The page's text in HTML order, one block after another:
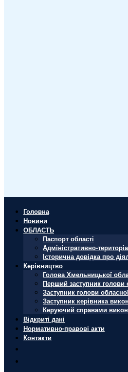
Головна
Новини
ОБЛАСТЬ
Паспорт області
Адміністративно-
Історична довідка про
Керівництво
Голова Хмельницької
Перший заступник голови
Заступник голови
Заступник керівника
Керуючий справами
Відкриті дані
Нормативно-правові акти
Контакти